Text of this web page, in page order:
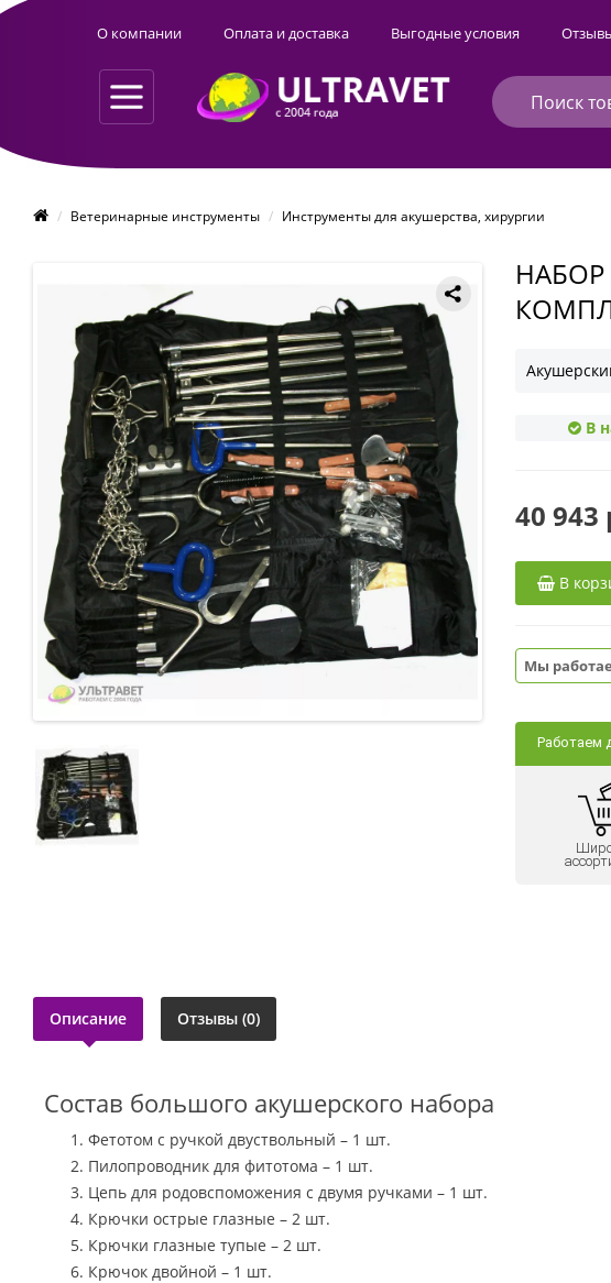
О компании Оплата и доставка Выгодные условия
Ветеринарные инструменты Инструменты для акушерства, хирургии
В
40 943
В
Мы
Работаем
Описание Отзывы (0)
Состав большого акушерского набора
Фетотом с ручкой двуствольный – 1 шт.
Пилопроводник для фитотома – 1 шт.
Цепь для родовспоможения с двумя ручками – 1 шт.
Крючки острые глазные – 2 шт.
Крючки глазные тупые – 2 шт.
Крючок двойной – 1 шт.